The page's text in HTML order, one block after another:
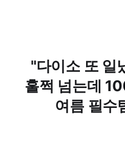
"다이소 또 일
훌쩍 넘는데
여름 필수